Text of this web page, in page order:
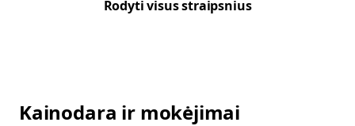
Rodyti visus straipsnius
Kainodara ir mokėjimai